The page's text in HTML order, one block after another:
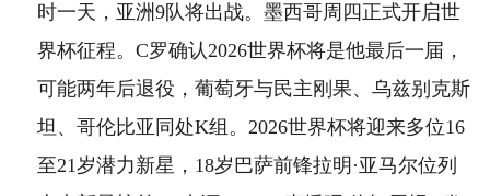
时一天，亚洲9队将出战。墨西哥周四正式开启世
界杯征程。C罗确认2026世界杯将是他最后一届，
可能两年后退役，葡萄牙与民主刚果、乌兹别克斯
坦、哥伦比亚同处K组。2026世界杯将迎来多位16
至21岁潜力新星，18岁巴萨前锋拉明·亚马尔位列